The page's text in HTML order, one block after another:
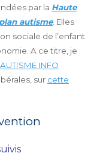
par la Haute
autisme. Elles
sociale de l’enfant
A ce titre, je
AUTISME INFO
sur cette